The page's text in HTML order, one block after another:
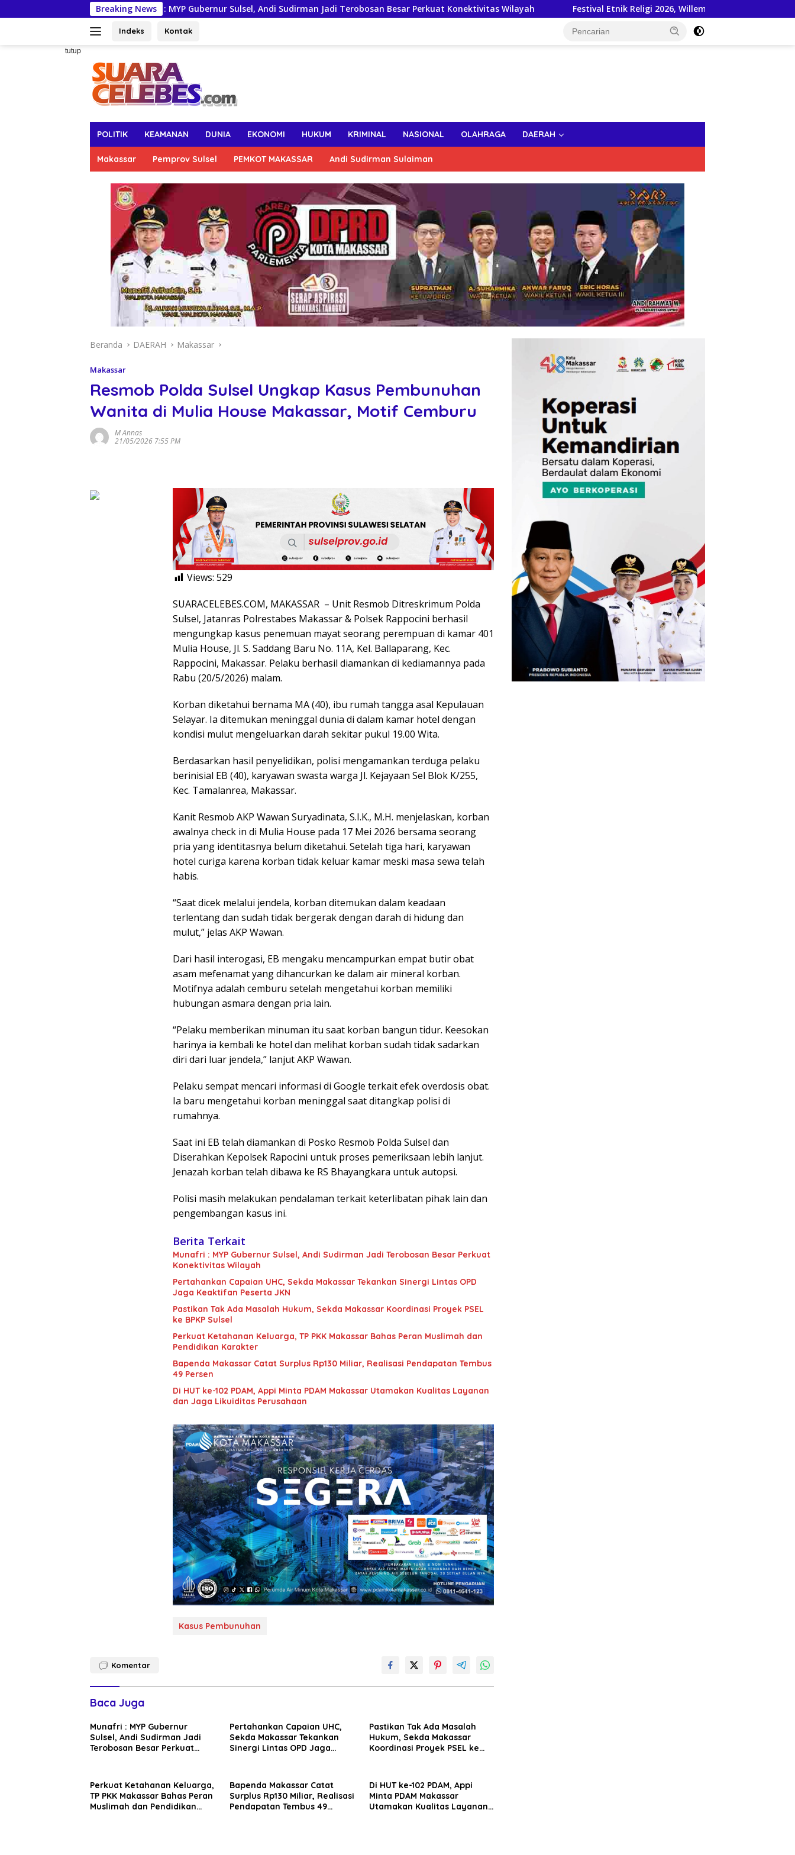
ke
Breaking News
Munafri : MYP Gubernur Sulsel, Andi Sudirman Jadi Terobosan Besar Perkuat Konektivitas Wilayah Festival Etnik Religi 2026, Willem Wandik Buka Pintu Tolikara untuk
Indeks Kontak
tutup
POLITIK KEAMANAN DUNIA EKONOMI HUKUM KRIMINAL NASIONAL OLAHRAGA DAERAH
Makassar Pemprov Sulsel PEMKOT MAKASSAR Andi Sudirman Sulaiman
Beranda DAERAH Makassar
Makassar
Resmob Polda Sulsel Ungkap Kasus Pembunuhan
Wanita di Mulia House Makassar, Motif Cemburu
M Annas
21/05/2026 7:55 PM
Views: 529
SUARACELEBES.COM, MAKASSAR – Unit Resmob Ditreskrimum Polda
Sulsel, Jatanras Polrestabes Makassar & Polsek Rappocini berhasil
mengungkap kasus penemuan mayat seorang perempuan di kamar 401
Mulia House, Jl. S. Saddang Baru No. 11A, Kel. Ballaparang, Kec.
Rappocini, Makassar. Pelaku berhasil diamankan di kediamannya pada
Rabu (20/5/2026) malam.
Korban diketahui bernama MA (40), ibu rumah tangga asal Kepulauan
Selayar. Ia ditemukan meninggal dunia di dalam kamar hotel dengan
kondisi mulut mengeluarkan darah sekitar pukul 19.00 Wita.
Berdasarkan hasil penyelidikan, polisi mengamankan terduga pelaku
berinisial EB (40), karyawan swasta warga Jl. Kejayaan Sel Blok K/255,
Kec. Tamalanrea, Makassar.
Kanit Resmob AKP Wawan Suryadinata, S.I.K., M.H. menjelaskan, korban
awalnya check in di Mulia House pada 17 Mei 2026 bersama seorang
pria yang identitasnya belum diketahui. Setelah tiga hari, karyawan
hotel curiga karena korban tidak keluar kamar meski masa sewa telah
habis.
“Saat dicek melalui jendela, korban ditemukan dalam keadaan
terlentang dan sudah tidak bergerak dengan darah di hidung dan
mulut,” jelas AKP Wawan.
Dari hasil interogasi, EB mengaku mencampurkan empat butir obat
asam mefenamat yang dihancurkan ke dalam air mineral korban.
Motifnya adalah cemburu setelah mengetahui korban memiliki
hubungan asmara dengan pria lain.
“Pelaku memberikan minuman itu saat korban bangun tidur. Keesokan
harinya ia kembali ke hotel dan melihat korban sudah tidak sadarkan
diri dari luar jendela,” lanjut AKP Wawan.
Pelaku sempat mencari informasi di Google terkait efek overdosis obat.
Ia baru mengetahui korban meninggal saat ditangkap polisi di
rumahnya.
Saat ini EB telah diamankan di Posko Resmob Polda Sulsel dan
Diserahkan Kepolsek Rapocini untuk proses pemeriksaan lebih lanjut.
Jenazah korban telah dibawa ke RS Bhayangkara untuk autopsi.
Polisi masih melakukan pendalaman terkait keterlibatan pihak lain dan
pengembangan kasus ini.
Berita Terkait
Munafri : MYP Gubernur Sulsel, Andi Sudirman Jadi Terobosan Besar Perkuat
Konektivitas Wilayah
Pertahankan Capaian UHC, Sekda Makassar Tekankan Sinergi Lintas OPD
Jaga Keaktifan Peserta JKN
Pastikan Tak Ada Masalah Hukum, Sekda Makassar Koordinasi Proyek PSEL
ke BPKP Sulsel
Perkuat Ketahanan Keluarga, TP PKK Makassar Bahas Peran Muslimah dan
Pendidikan Karakter
Bapenda Makassar Catat Surplus Rp130 Miliar, Realisasi Pendapatan Tembus
49 Persen
Di HUT ke-102 PDAM, Appi Minta PDAM Makassar Utamakan Kualitas Layanan
dan Jaga Likuiditas Perusahaan
Kasus Pembunuhan
Komentar
Baca Juga
Munafri : MYP Gubernur
Sulsel, Andi Sudirman Jadi
Terobosan Besar Perkuat
Pertahankan Capaian UHC,
Sekda Makassar Tekankan
Sinergi Lintas OPD Jaga
Pastikan Tak Ada Masalah
Hukum, Sekda Makassar
Koordinasi Proyek PSEL ke
Perkuat Ketahanan Keluarga,
TP PKK Makassar Bahas Peran
Muslimah dan Pendidikan
Bapenda Makassar Catat
Surplus Rp130 Miliar, Realisasi
Pendapatan Tembus 49
Di HUT ke-102 PDAM, Appi
Minta PDAM Makassar
Utamakan Kualitas Layanan